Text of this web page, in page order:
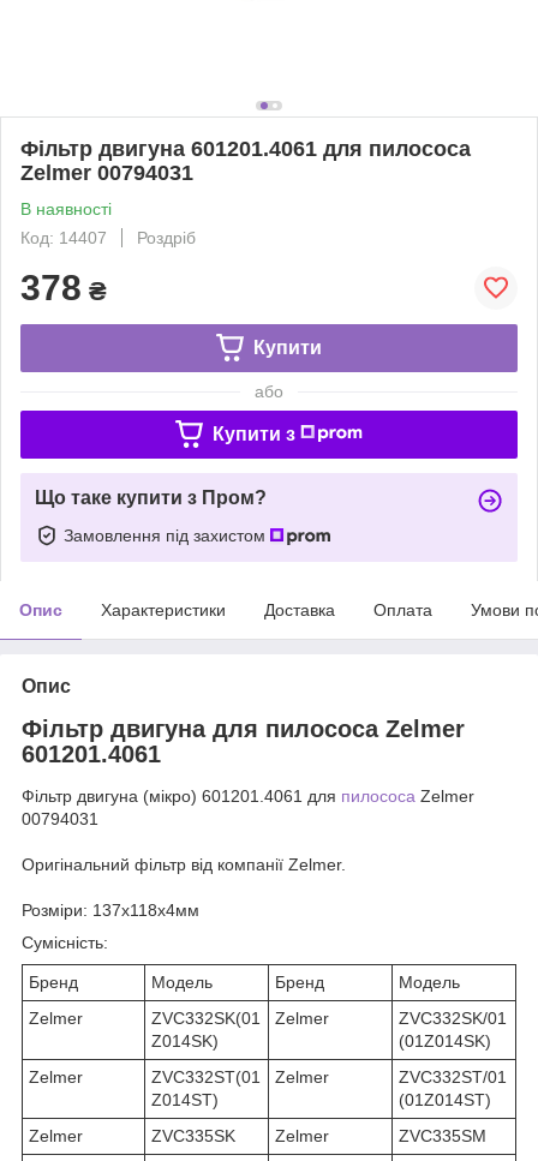
Фільтр двигуна 601201.4061 для пилососа
Zelmer 00794031
В наявності
Код: 14407
Роздріб
378 ₴
Купити
або
Купити з
Що таке купити з Пром?
Замовлення під захистом
Опис Характеристики Доставка Оплата Умови
Опис
Фільтр двигуна для пилососа Zelmer
601201.4061
Фільтр двигуна (мікро) 601201.4061 для пилососа Zelmer
00794031
Оригінальний фільтр від компанії Zelmer.
Розміри: 137х118х4мм
Сумісність:
Бренд Модель Бренд
Модель
Zelmer
ZVC332SK(01
Z014SK)
Zelmer
ZVC332SK/01
(01Z014SK)
Zelmer
ZVC332ST(01
Z014ST)
Zelmer
ZVC332ST/01
(01Z014ST)
Zelmer
ZVC335SK Zelmer
ZVC335SM